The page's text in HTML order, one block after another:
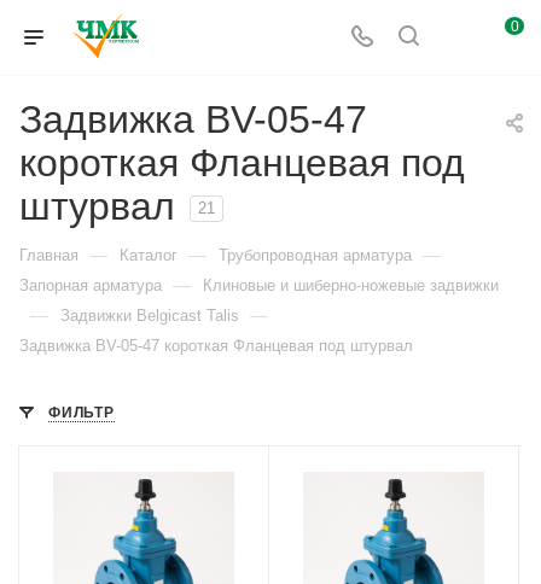
0
Задвижка BV-05-47
короткая Фланцевая под
штурвал
21
Главная — Каталог — Трубопроводная арматура —
Запорная арматура — Клиновые и шиберно-ножевые задвижки
— Задвижки Belgicast Talis —
Задвижка BV-05-47 короткая Фланцевая под штурвал
ФИЛЬТР